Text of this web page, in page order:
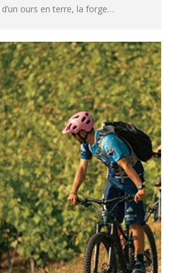
d’un ours en terre, la forge…